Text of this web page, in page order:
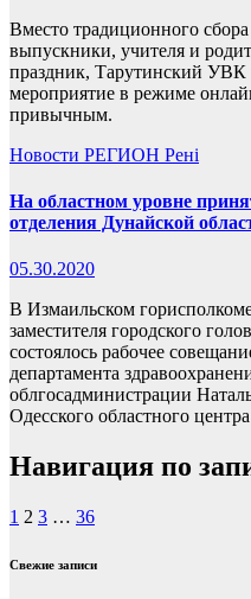
Вместо традиционного
выпускники, учителя и
праздник, Тарутинский УВК
мероприятие в режиме
привычным.
Новости РЕГИОН Рені
На областном уровне
отделения Дунайской
05.30.2020
В Измаильском
заместителя городского
состоялось рабочее
департамента
облгосадминистрации
Одесского областного
Навигация по
1 2 3 … 36
Свежие записи